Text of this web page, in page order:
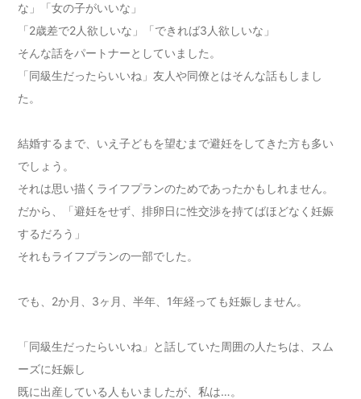
な」「女の子がいいな」
「2歳差で2人欲しいな」「できれば3人欲しいな」
そんな話をパートナーとしていました。
「同級生だったらいいね」友人や同僚とはそんな話もしまし
た。
結婚するまで、いえ子どもを望むまで避妊をしてきた方も多い
でしょう。
それは思い描くライフプランのためであったかもしれません。
だから、「避妊をせず、排卵日に性交渉を持てばほどなく妊娠
するだろう」
それもライフプランの一部でした。
でも、2か月、3ヶ月、半年、1年経っても妊娠しません。
「同級生だったらいいね」と話していた周囲の人たちは、スム
ーズに妊娠し
既に出産している人もいましたが、私は…。